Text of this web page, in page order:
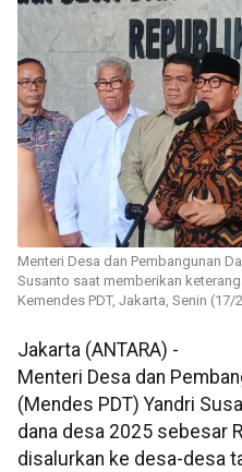
Menteri Desa dan Pembangunan
Susanto saat memberikan
Kemendes PDT, Jakarta, Senin
Jakarta (ANTARA) -
Menteri Desa dan
(Mendes PDT) Yandri
dana desa 2025 sebesar
disalurkan ke desa-desa